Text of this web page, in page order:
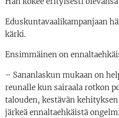
Eduskuntavaalikampanjaan
kärki.
Ensimmäinen on
– Sananlaskun mukaan on
reunalle kun sairaala rotkon
talouden, kestävän
järkeä ennaltaehkäistä